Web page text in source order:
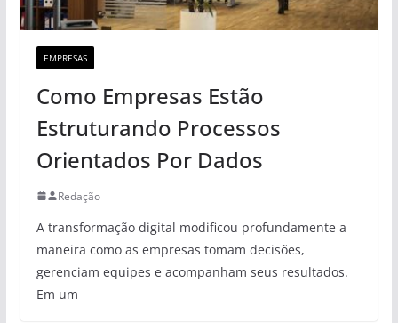
EMPRESAS
Como Empresas Estão
Estruturando Processos
Orientados Por Dados
Redação
A transformação digital modificou profundamente a
maneira como as empresas tomam decisões,
gerenciam equipes e acompanham seus resultados.
Em um